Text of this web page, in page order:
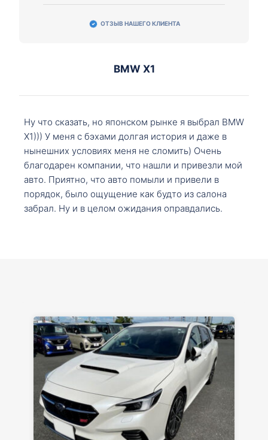
ОТЗЫВ НАШЕГО КЛИЕНТА
BMW X1
Ну что сказать, но японском рынке я выбрал BMW
X1))) У меня с бэхами долгая история и даже в
нынешних условиях меня не сломить) Очень
благодарен компании, что нашли и привезли мой
авто. Приятно, что авто помыли и привели в
порядок, было ощущение как будто из салона
забрал. Ну и в целом ожидания оправдались.